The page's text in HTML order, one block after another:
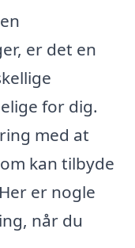
er det en
for dig.
med at
kan tilbyde
er nogle
når du